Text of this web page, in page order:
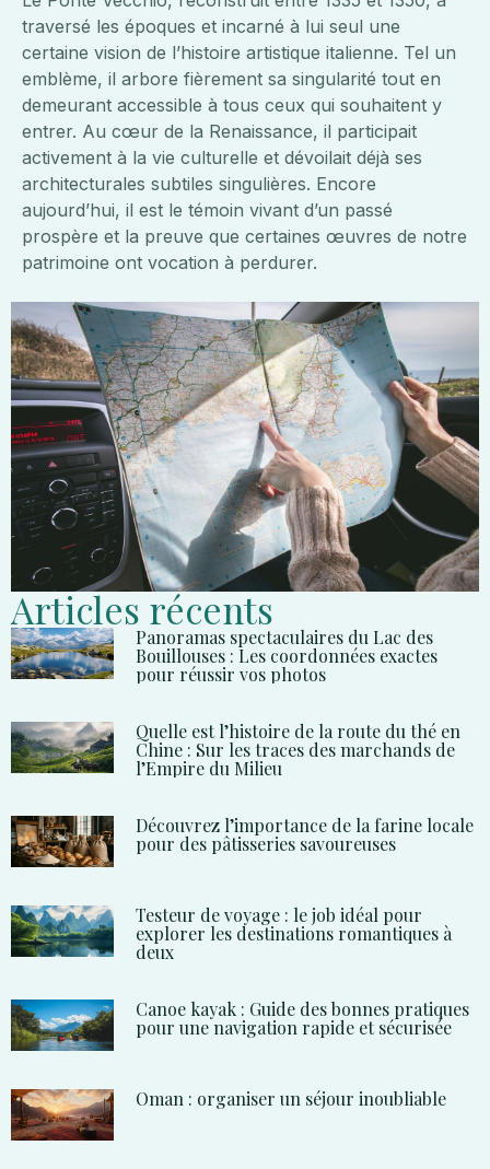
traversé les époques et incarné à lui seul une
certaine vision de l’histoire artistique italienne. Tel un
emblème, il arbore fièrement sa singularité tout en
demeurant accessible à tous ceux qui souhaitent y
entrer. Au cœur de la Renaissance, il participait
activement à la vie culturelle et dévoilait déjà ses
architecturales subtiles singulières. Encore
aujourd’hui, il est le témoin vivant d’un passé
prospère et la preuve que certaines œuvres de notre
patrimoine ont vocation à perdurer.
Articles récents
Panoramas spectaculaires du Lac des
Bouillouses : Les coordonnées exactes
pour réussir vos photos
Quelle est l’histoire de la route du thé en
Chine : Sur les traces des marchands de
l’Empire du Milieu
Découvrez l’importance de la farine locale
pour des pâtisseries savoureuses
Testeur de voyage : le job idéal pour
explorer les destinations romantiques à
deux
Canoe kayak : Guide des bonnes pratiques
pour une navigation rapide et sécurisée
Oman : organiser un séjour inoubliable